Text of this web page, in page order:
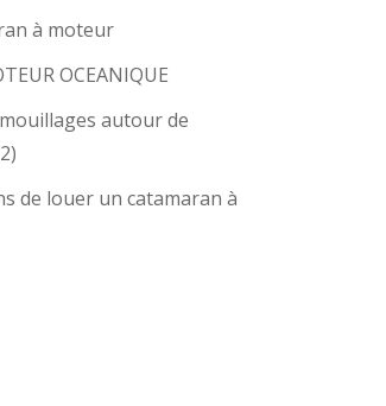
à moteur
OCEANIQUE
autour de
de louer un catamaran à